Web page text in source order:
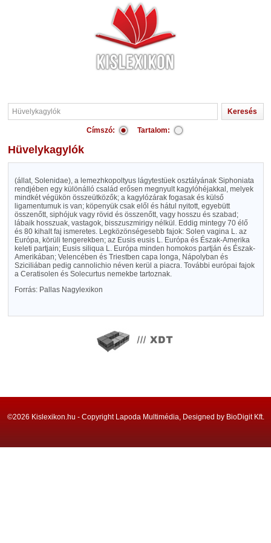
Címszó: Tartalom:
Hüvelykagylók
(állat, Solenidae), a lemezhkopoltyus lágytestüek osztályának Siphoniata
rendjében egy különálló család erősen megnyult kagylóhéjakkal, melyek
mindkét végükön összeütközők; a kagylózárak fogasak és külső
ligamentumuk is van; köpenyük csak elől és hátul nyitott, egyebütt
összenőtt, siphójuk vagy rövid és összenőtt, vagy hosszu és szabad;
lábaik hosszuak, vastagok, bisszuszmirigy nélkül. Eddig mintegy 70 élő
és 80 kihalt faj ismeretes. Legközönségesebb fajok: Solen vagina L. az
Európa, körüli tengerekben; az Eusis eusis L. Európa és Észak-Amerika
keleti partjain; Eusis siliqua L. Európa minden homokos partján és Észak-
Amerikában; Velencében és Triestben capa longa, Nápolyban és
Sziciliában pedig cannolichio néven kerül a piacra. További európai fajok
a Ceratisolen és Solecurtus nemekbe tartoznak.
Forrás: Pallas Nagylexikon
©2026 Kislexikon.hu - Copyright Lapoda Multimédia, Designed by BioDigit Kft.